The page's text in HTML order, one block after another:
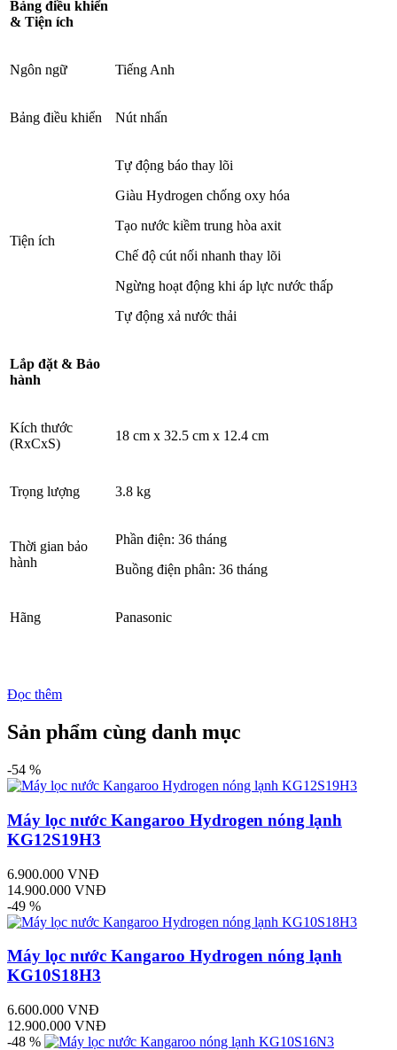
Bảng điều khiển
& Tiện ích
Ngôn ngữ Tiếng Anh
Bảng điều khiển Nút nhấn
Tiện ích
Tự động báo thay lõi
Giàu Hydrogen chống oxy hóa
Tạo nước kiềm trung hòa axit
Chế độ cút nối nhanh thay lõi
Ngừng hoạt động khi áp lực nước thấp
Tự động xả nước thải
Lắp đặt & Bảo
hành
Kích thước
(RxCxS)
18 cm x 32.5 cm x 12.4 cm
Trọng lượng 3.8 kg
Thời gian bảo
hành
Phần điện: 36 tháng
Buồng điện phân: 36 tháng
Hãng Panasonic
Đọc thêm
Sản phẩm cùng danh mục
-54 %
Máy lọc nước Kangaroo Hydrogen nóng lạnh
KG12S19H3
6.900.000 VNĐ
14.900.000 VNĐ
-49 %
Máy lọc nước Kangaroo Hydrogen nóng lạnh
KG10S18H3
6.600.000 VNĐ
12.900.000 VNĐ
-48 %